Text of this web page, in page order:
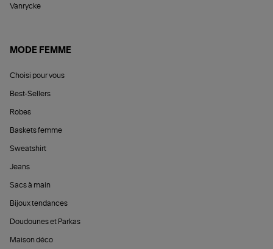
Vanrycke
MODE FEMME
Choisi pour vous
Best-Sellers
Robes
Baskets femme
Sweatshirt
Jeans
Sacs à main
Bijoux tendances
Doudounes et Parkas
Maison déco